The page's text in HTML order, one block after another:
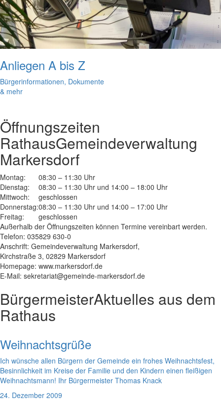
Anliegen A bis Z
Bürgerinformationen, Dokumente
& mehr
Öffnungszeiten
RathausGemeindeverwaltung
Markersdorf
Montag:
08:30 – 11:30 Uhr
Dienstag:
08:30 – 11:30 Uhr und 14:00 – 18:00 Uhr
Mittwoch:
geschlossen
Donnerstag:08:30 – 11:30 Uhr und 14:00 – 17:00 Uhr
Freitag:
geschlossen
Außerhalb der Öffnungszeiten können Termine vereinbart werden.
Telefon: 035829 630-0
Anschrift: Gemeindeverwaltung Markersdorf,
Kirchstraße 3, 02829 Markersdorf
Homepage: www.markersdorf.de
E-Mail: sekretariat@gemeinde-markersdorf.de
BürgermeisterAktuelles aus dem
Rathaus
Weihnachtsgrüße
Ich wünsche allen Bürgern der Gemeinde ein frohes Weihnachtsfest,
Besinnlichkeit im Kreise der Familie und den Kindern einen fleißigen
Weihnachtsmann! Ihr Bürgermeister Thomas Knack
24. Dezember 2009